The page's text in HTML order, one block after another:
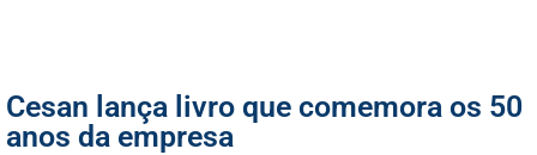
Cesan lança livro que comemora os 50
anos da empresa